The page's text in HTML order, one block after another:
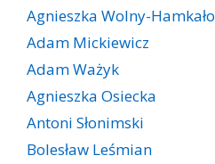
Agnieszka Wolny-Hamkało
Adam Mickiewicz
Adam Ważyk
Agnieszka Osiecka
Antoni Słonimski
Bolesław Leśmian